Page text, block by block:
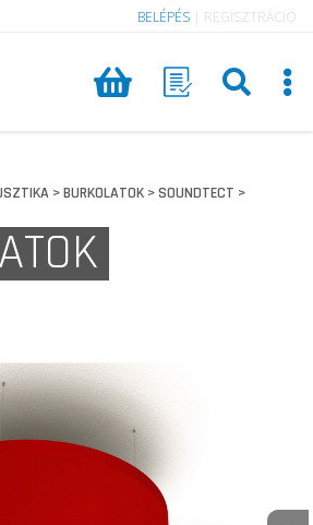
BELÉPÉS REGISZTRÁCIÓ
>BURKOLATOK >SOUNDTECT >